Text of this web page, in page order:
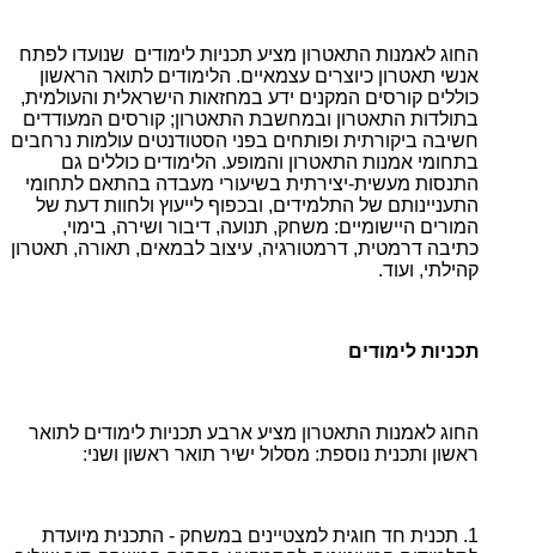
החוג לאמנות התאטרון מציע תכניות לימודים שנועדו לפתח
אנשי תאטרון כיוצרים עצמאיים. הלימודים לתואר הראשון
כוללים קורסים המקנים ידע במחזאות הישראלית והעולמית,
בתולדות התאטרון ובמחשבת התאטרון; קורסים המעודדים
חשיבה ביקורתית ופותחים בפני הסטודנטים עולמות נרחבים
בתחומי אמנות התאטרון והמופע. הלימודים כוללים גם
התנסות מעשית-יצירתית בשיעורי מעבדה בהתאם לתחומי
התעניינותם של התלמידים, ובכפוף לייעוץ ולחוות דעת של
המורים היישומיים: משחק, תנועה, דיבור ושירה, בימוי,
כתיבה דרמטית, דרמטורגיה, עיצוב לבמאים, תאורה, תאטרון
קהילתי, ועוד.
תכניות לימודים
החוג לאמנות התאטרון מציע ארבע תכניות לימודים לתואר
ראשון ותכנית נוספת: מסלול ישיר תואר ראשון ושני:
1. תכנית חד חוגית למצטיינים במשחק - התכנית מיועדת